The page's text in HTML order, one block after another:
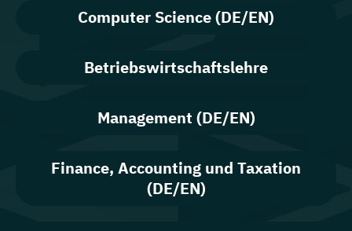
Computer Science (DE/EN)
Betriebswirtschaftslehre
Management (DE/EN)
Finance, Accounting und Taxation
(DE/EN)